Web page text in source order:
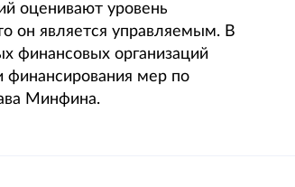
оценивают уровень
он является управляемым. В
финансовых организаций
финансирования мер по
Минфина.